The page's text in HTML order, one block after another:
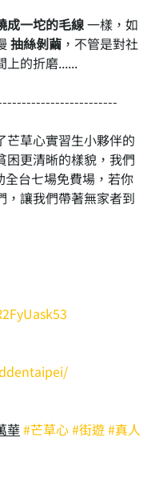
成一坨的毛線 一樣，如
抽絲剝繭 ，不管是對社
上的折磨......
芒草心實習生小夥伴的
困更清晰的樣貌，我們
台七場免費場，若你
，讓我們帶著無家者到
華#芒草心#街遊#真人